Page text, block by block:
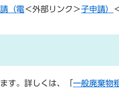
（電＜外部リンク＞子申請）
す。詳しくは、「 一般廃棄物